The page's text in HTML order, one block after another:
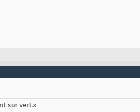
sur vert.x